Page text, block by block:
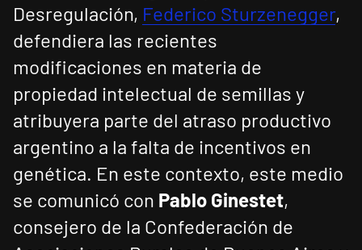
Desregulación, Federico Sturzenegger,
defendiera las recientes
modificaciones en materia de
propiedad intelectual de semillas y
atribuyera parte del atraso productivo
argentino a la falta de incentivos en
genética. En este contexto, este medio
se comunicó con Pablo Ginestet,
consejero de la Confederación de